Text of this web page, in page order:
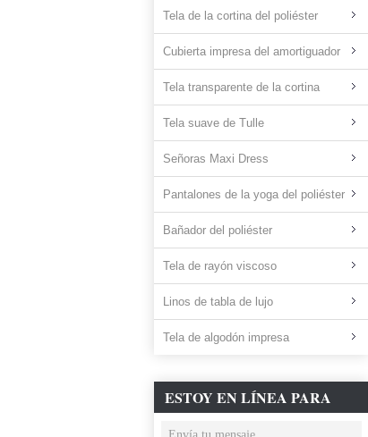
Tela de la cortina del poliéster
Cubierta impresa del amortiguador
Tela transparente de la cortina
Tela suave de Tulle
Señoras Maxi Dress
Pantalones de la yoga del poliéster
Bañador del poliéster
Tela de rayón viscoso
Linos de tabla de lujo
Tela de algodón impresa
ESTOY EN LÍNEA PARA
CHATEAR AHORA